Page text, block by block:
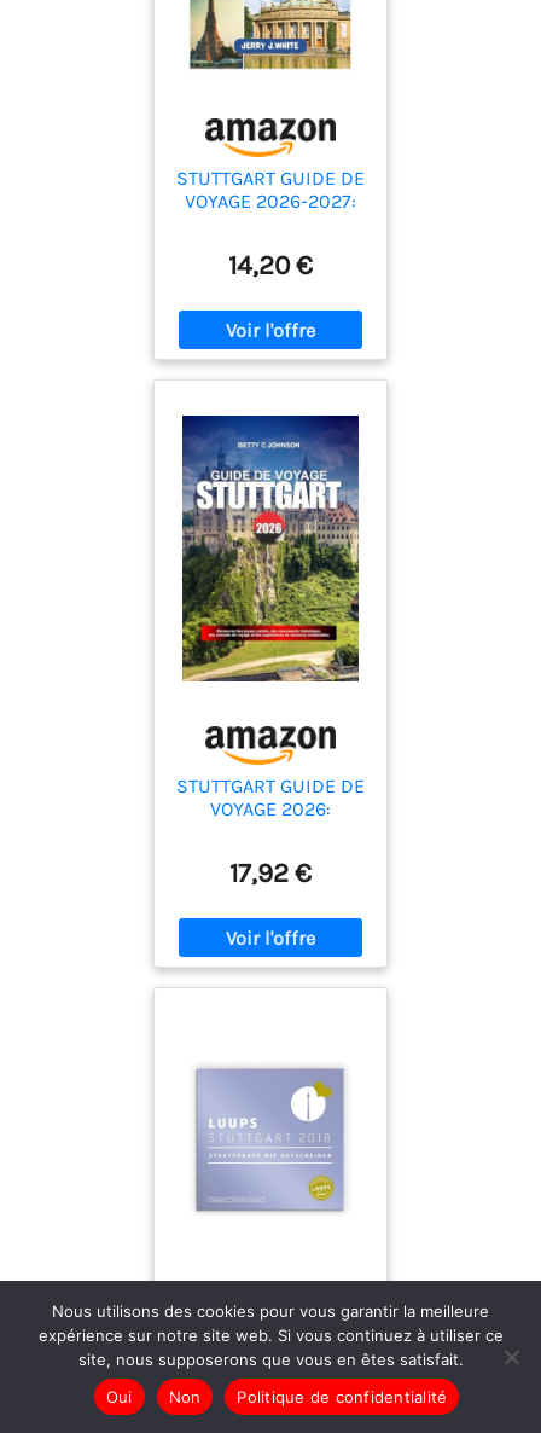
STUTTGART GUIDE DE
VOYAGE 2026-2027:
attractions
gastronomie et vins,
trésors cachés, ...
dans le berceau de
l’automobile en
14,20 €
STUTTGART GUIDE DE
VOYAGE 2026:
monuments
conseils de voyage et
des expériences de
vacances
inoubliables
17,92 €
LUUPS Stuttgart
2018: Stadtführer mit
Gutscheinen
Nous utilisons des cookies pour vous garantir la meilleure
expérience sur notre site web. Si vous continuez à utiliser ce
site, nous supposerons que vous en êtes satisfait.
Oui
Non Politique de confidentialité